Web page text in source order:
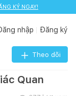
KÝ NGAY!
nhập Đăng ký
Theo dõi
Quan